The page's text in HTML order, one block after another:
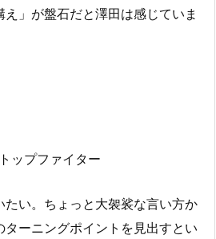
え」が盤石だと澤田は感じていま
たい。ちょっと大袈裟な言い方か
ターニングポイントを見出すとい